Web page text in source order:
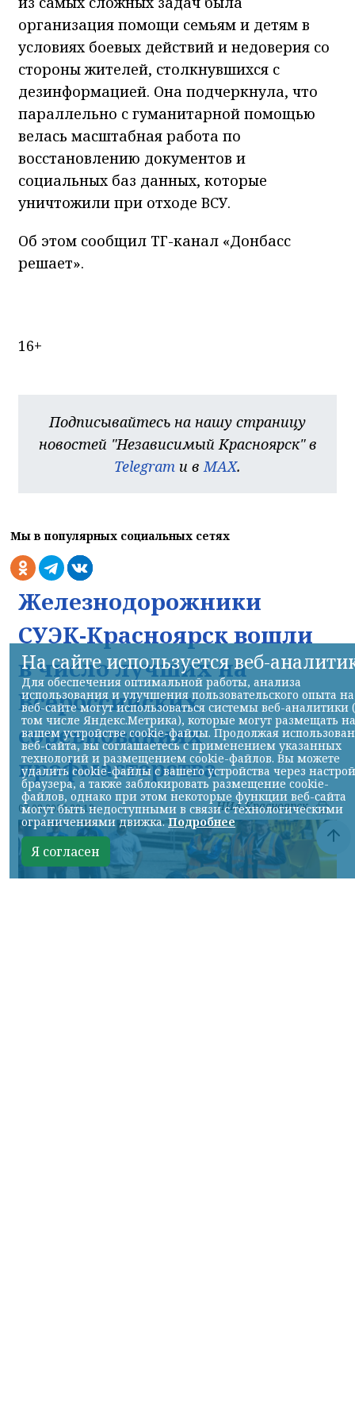
организация помощи семьям и детям в
условиях боевых действий и недоверия со
стороны жителей, столкнувшихся с
дезинформацией. Она подчеркнула, что
параллельно с гуманитарной помощью
велась масштабная работа по
восстановлению документов и
социальных баз данных, которые
уничтожили при отходе ВСУ.
Об этом сообщил ТГ-канал «Донбасс
решает».
16+
Подписывайтесь на нашу страницу
новостей "Независимый Красноярск" в
Telegram и вMAX.
Мы в популярных социальных сетях
Железнодорожники
СУЭК-Красноярск вошли
в число лучших на
Всероссийских
соревнованиях
профмастерства
07.08.2026 22:13 НИА-Красноярск
На сайте используется веб-
Для обеспечения оптимальной работы, анализа
использования и улучшения пользовательского опыта на
веб-сайте могут использоваться системы веб-аналитики
том числе Яндекс.Метрика), которые могут размещать на
вашем устройстве cookie-файлы. Продолжая
веб-сайта, вы соглашаетесь с применением указанных
технологий и размещением cookie-файлов. Вы можете
удалить cookie-файлы с вашего устройства через
браузера, а также заблокировать размещение cookie-
файлов, однако при этом некоторые функции веб-сайта
могут быть недоступными в связи с технологическими
ограничениями движка.Подробнее
Я согласен